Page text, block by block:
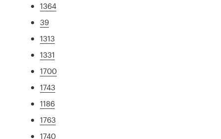
1364
39
1313
1331
1700
1743
1186
1763
1740